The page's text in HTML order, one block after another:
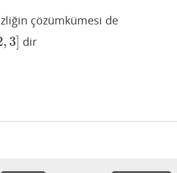
çözümkümesi de
, 3] dir